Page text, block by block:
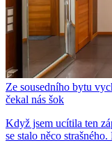
Ze sousedního bytu
čekal nás šok
Když jsem ucítila ten
se stalo něco